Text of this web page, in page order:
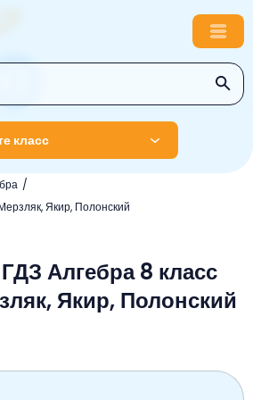
класс
Якир, Полонский
Русский язык
чтение
Математика
Математика
Английский язык
чтение
Музыка
Алгебра 8 класс
Якир, Полонский